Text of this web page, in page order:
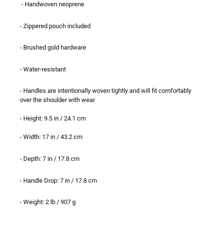
- Handwoven neoprene
- Zippered pouch included
- Brushed gold hardware
- Water-resistant
- Handles are intentionally woven tightly and will fit comfortably
over the shoulder with wear
- Height: 9.5 in / 24.1 cm
- Width: 17 in / 43.2 cm
- Depth: 7 in / 17.8 cm
- Handle Drop: 7 in / 17.8 cm
- Weight: 2 lb / 907 g